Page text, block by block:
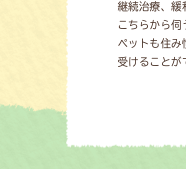
継続治療、緩
こちらから伺
ペットも住み
受けることが